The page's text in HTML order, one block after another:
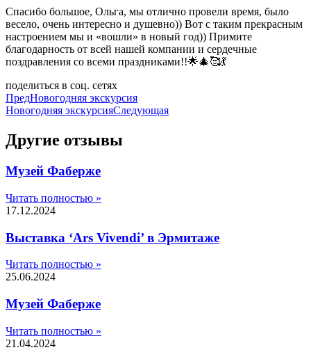
Спасибо большое, Ольга, мы отлично провели время, было
весело, очень интересно и душевно)) Вот с таким прекрасным
настроением мы и «вошли» в новый год)) Примите
благодарность от всей нашей компании и сердечные
поздравления со всеми праздниками!!🌟🎄🥰💃
поделиться в соц. сетях
ПредНовогодняя экскурсия
Новогодняя экскурсияСледующая
Другие отзывы
Музей Фаберже
Читать полностью »
17.12.2024
Выставка ‘Ars Vivendi’ в Эрмитаже
Читать полностью »
25.06.2024
Музей Фаберже
Читать полностью »
21.04.2024